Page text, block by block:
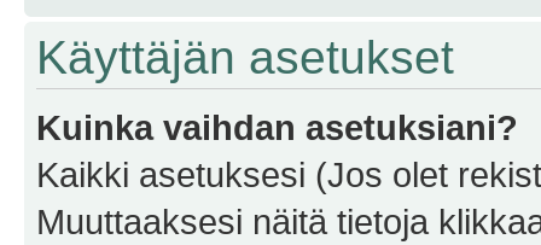
Käyttäjän asetukset
Kuinka vaihdan asetuksiani?
Kaikki asetuksesi (Jos olet
Muuttaaksesi näitä tietoja